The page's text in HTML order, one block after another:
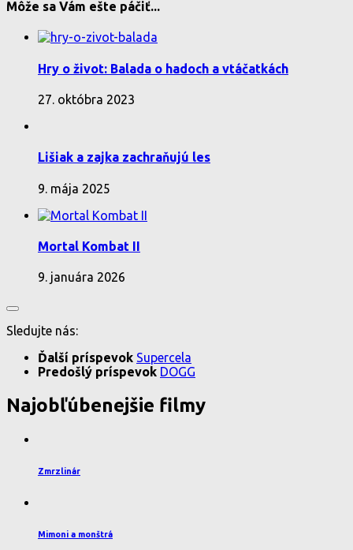
Môže sa Vám ešte páčiť...
Hry o život: Balada o hadoch a vtáčatkách
27. októbra 2023
Lišiak a zajka zachraňujú les
9. mája 2025
Mortal Kombat II
9. januára 2026
Sledujte nás:
Ďalší príspevok Supercela
Predošlý príspevok DOGG
Najobľúbenejšie filmy
Zmrzlinár
Mimoni a monštrá